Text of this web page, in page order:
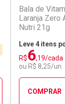
Ativar
Por R$
Por R$
Bala de
Laranja Zero
Nutri 21g
Leve 4 itens
R$6,19/cada
ou R$ 8,25/un
COMPRAR